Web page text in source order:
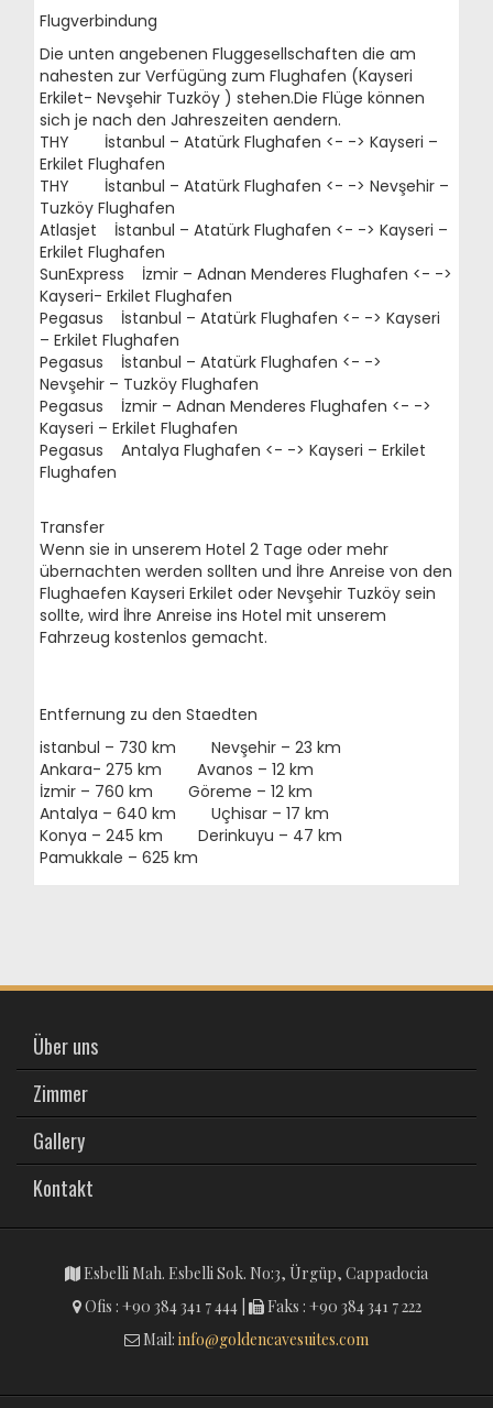
Flugverbindung
Die unten angebenen Fluggesellschaften die am
nahesten zur Verfügüng zum Flughafen (Kayseri
Erkilet- Nevşehir Tuzköy ) stehen.Die Flüge können
sich je nach den Jahreszeiten aendern.
THY İstanbul – Atatürk Flughafen <- -> Kayseri –
Erkilet Flughafen
THY İstanbul – Atatürk Flughafen <- -> Nevşehir –
Tuzköy Flughafen
Atlasjet İstanbul – Atatürk Flughafen <- -> Kayseri –
Erkilet Flughafen
SunExpress İzmir – Adnan Menderes Flughafen <- ->
Kayseri- Erkilet Flughafen
Pegasus İstanbul – Atatürk Flughafen <- -> Kayseri
– Erkilet Flughafen
Pegasus İstanbul – Atatürk Flughafen <- ->
Nevşehir – Tuzköy Flughafen
Pegasus İzmir – Adnan Menderes Flughafen <- ->
Kayseri – Erkilet Flughafen
Pegasus Antalya Flughafen <- -> Kayseri – Erkilet
Flughafen
Transfer
Wenn sie in unserem Hotel 2 Tage oder mehr
übernachten werden sollten und İhre Anreise von den
Flughaefen Kayseri Erkilet oder Nevşehir Tuzköy sein
sollte, wird İhre Anreise ins Hotel mit unserem
Fahrzeug kostenlos gemacht.
Entfernung zu den Staedten
istanbul – 730 km Nevşehir – 23 km
Ankara- 275 km Avanos – 12 km
İzmir – 760 km Göreme – 12 km
Antalya – 640 km Uçhisar – 17 km
Konya – 245 km Derinkuyu – 47 km
Pamukkale – 625 km
Über uns
Zimmer
Gallery
Kontakt
Esbelli Mah. Esbelli Sok. No:3, Ürgüp, Cappadocia
Ofis : +90 384 341 7 444 |
Faks : +90 384 341 7 222
Mail: info@goldencavesuites.com